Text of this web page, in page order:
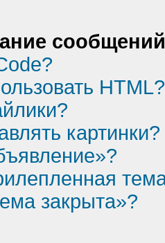
HTML?
картинки?
закрыта»?